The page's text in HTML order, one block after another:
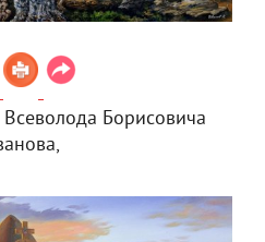
Борисовича